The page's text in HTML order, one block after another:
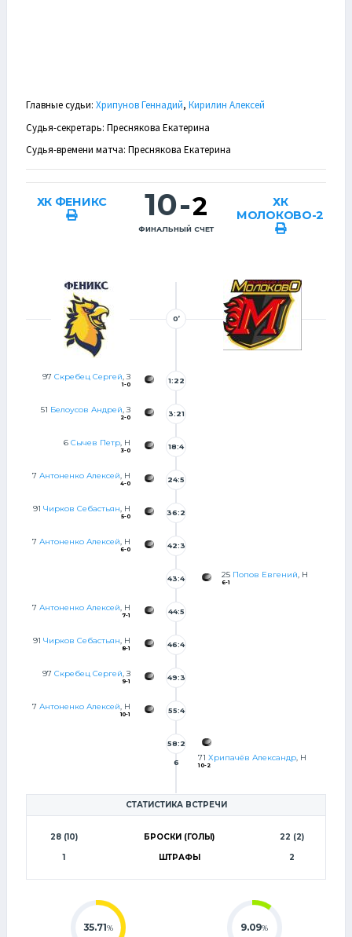
Главные судьи: Хрипунов Геннадий, Кирилин Алексей
Судья-секретарь: Преснякова Екатерина
Судья-времени матча: Преснякова Екатерина
ХК ФЕНИКС 10-2
ФИНАЛЬНЫЙ СЧЕТ
ХК
МОЛОКОВО-2
0’
97 Скребец Сергей, З
1-0 1:22
51 Белоусов Андрей, З
2-0 3:21
6 Сычев Петр, Н
3-0 18:4
7 Антоненко Алексей, Н
4-0 24:5
91 Чирков Себастьян, Н
5-0 36:2
7 Антоненко Алексей, Н
6-0 42:3
25 Попов Евгений, Н
6-1
43:4
7 Антоненко Алексей, Н
7-1 44:5
91 Чирков Себастьян, Н
8-1 46:4
97 Скребец Сергей, З
9-1 49:3
7 Антоненко Алексей, Н
10-1 55:4
71 Хрипачёв Александр, Н
10-2
58:2
6
СТАТИСТИКА ВСТРЕЧИ
28 (10) БРОСКИ (ГОЛЫ)
22 (2)
1
ШТРАФЫ 2
35.71% 9.09%